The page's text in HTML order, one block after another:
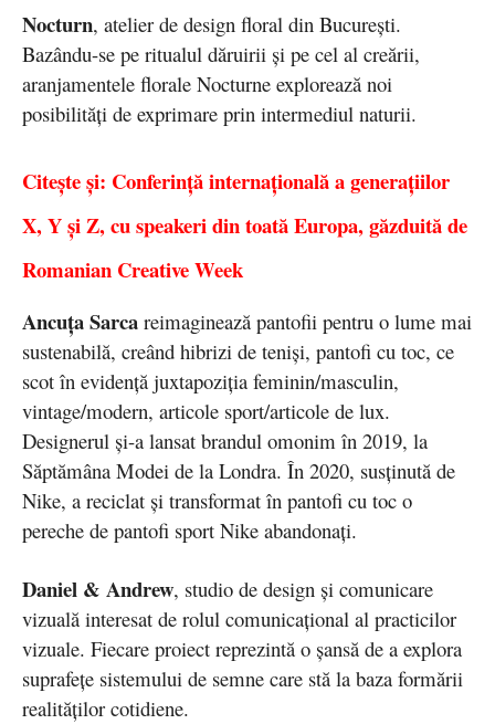
Nocturn, atelier de design floral din București.
Bazându-se pe ritualul dăruirii și pe cel al creării,
aranjamentele florale Nocturne explorează noi
posibilități de exprimare prin intermediul naturii.
Citește și: Conferință internațională a generațiilor
X, Y și Z, cu speakeri din toată Europa, găzduită de
Romanian Creative Week
Ancuța Sarca reimaginează pantofii pentru o lume mai
sustenabilă, creând hibrizi de teniși, pantofi cu toc, ce
scot în evidență juxtapoziția feminin/masculin,
vintage/modern, articole sport/articole de lux.
Designerul și-a lansat brandul omonim în 2019, la
Săptămâna Modei de la Londra. În 2020, susținută de
Nike, a reciclat și transformat în pantofi cu toc o
pereche de pantofi sport Nike abandonați.
Daniel & Andrew, studio de design și comunicare
vizuală interesat de rolul comunicațional al practicilor
vizuale. Fiecare proiect reprezintă o șansă de a explora
suprafețe sistemului de semne care stă la baza formării
realităților cotidiene.